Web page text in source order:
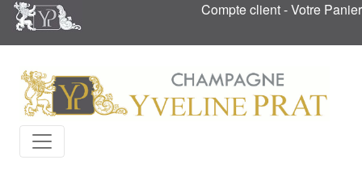
Compte client-Votre Panier